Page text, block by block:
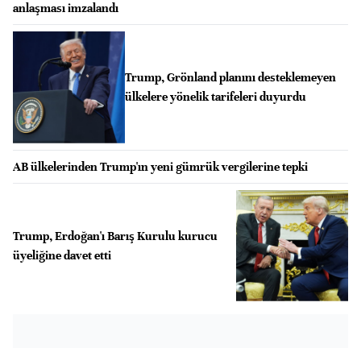
anlaşması imzalandı
Trump, Grönland planını desteklemeyen
ülkelere yönelik tarifeleri duyurdu
AB ülkelerinden Trump'ın yeni gümrük vergilerine tepki
Trump, Erdoğan'ı Barış Kurulu kurucu
üyeliğine davet etti